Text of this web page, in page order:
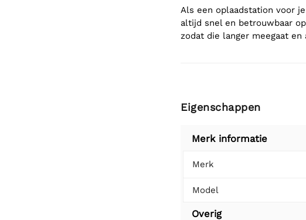
Als een oplaadstation voor
altijd snel en betrouwbaar
zodat die langer meegaat
Eigenschappen
Merk informatie
Merk
Model
Overig